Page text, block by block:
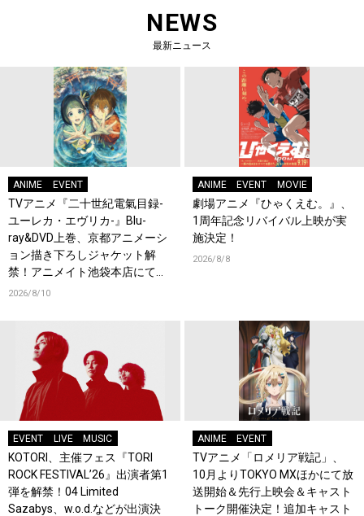
NEWS
最新ニュース
ANIME EVENT
TVアニメ『二十世紀電氣目録-
ユーレカ・エヴリカ-』Blu-
ray&DVD上巻、京都アニメーシ
ョン描き下ろしジャケット解
禁！アニメイト池袋本店にて店
頭イベント開催！
2026/8/10
ANIME EVENT MOVIE
劇場アニメ『ひゃくえむ。』、
1周年記念リバイバル上映が実
施決定！
2026/8/8
EVENT LIVE MUSIC
KOTORI、主催フェス『TORI
ROCK FESTIVAL’26』出演者第1
弾を解禁！04 Limited
Sazabys、w.o.d.などが出演決
ANIME EVENT
TVアニメ「ロメリア戦記」、
10月よりTOKYO MXほかにて放
送開始＆先行上映会＆キャスト
トーク開催決定！追加キャスト